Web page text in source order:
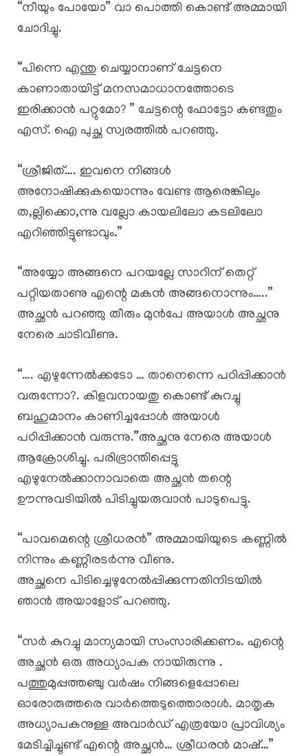
“നീയും പോയോ” വാ പൊത്തി കൊണ്ട് അമ്മായി
ചോദിച്ചു.
“പിന്നെ എന്തു ചെയ്യാനാണ് ചേട്ടനെ
കാണാതായിട്ട് മനസമാധാനത്തോടെ
ഇരിക്കാൻ പറ്റുമോ? ” ചേട്ടന്റെ ഫോട്ടോ കണ്ടതും
എസ്. ഐ പുച്ഛ സ്വരത്തിൽ പറഞ്ഞു.
“ശ്രീജിത്…. ഇവനെ നിങ്ങൾ
അനോഷിക്കുകയൊന്നും വേണ്ട ആരെങ്കിലും
ത,ല്ലിക്കൊ,ന്നു വല്ലോ കായലിലോ കടലിലോ
എറിഞ്ഞിട്ടുണ്ടാവും.”
“അയ്യോ അങ്ങനെ പറയല്ലേ സാറിന് തെറ്റ്‌
പറ്റിയതാണു എന്റെ മകൻ അങ്ങനൊന്നും…..”
അച്ഛൻ പറഞ്ഞു തീരും മുൻപേ അയാൾ അച്ഛനു
നേരെ ചാടിവീണു.
“…. എഴുന്നേൽക്കടോ … താനെന്നെ പഠിപ്പിക്കാൻ
വരുന്നോ?. കിളവനായതു കൊണ്ട് കുറച്ചു
ബഹുമാനം കാണിച്ചപ്പോൾ അയാൾ
പഠിപ്പിക്കാൻ വരുന്നു.”അച്ഛനു നേരെ അയാൾ
ആക്രോശിച്ചു. പരിഭ്രാന്തിപ്പെട്ടു
എഴുനേൽക്കാനാവാതെ അച്ഛൻ തന്റെ
ഊന്നുവടിയിൽ പിടിച്ചുയരുവാൻ പാടുപെട്ടു.
“പാവമെന്റെ ശ്രീധരൻ” അമ്മായിയുടെ കണ്ണിൽ
നിന്നും കണ്ണീരടർന്നു വീണു.
അച്ഛനെ പിടിച്ചെഴുനേൽപ്പിക്കുന്നതിനിടയിൽ
ഞാൻ അയാളോട് പറഞ്ഞു.
“സർ കുറച്ചു മാന്യമായി സംസാരിക്കണം. എന്റെ
അച്ഛൻ ഒരു അധ്യാപക നായിരുന്നു .
പത്തുമുപ്പത്തഞ്ചു വർഷം നിങ്ങളെപ്പോലെ
ഓരോരുത്തരെ വാർത്തെടുത്തൊരാൾ. മാതൃക
അധ്യാപകനുള്ള അവാർഡ് എത്രയോ പ്രാവിശ്യം
മേടിച്ചിച്ചുണ്ട്‌ എന്റെ അച്ഛൻ… ശ്രീധരൻ മാഷ്…”